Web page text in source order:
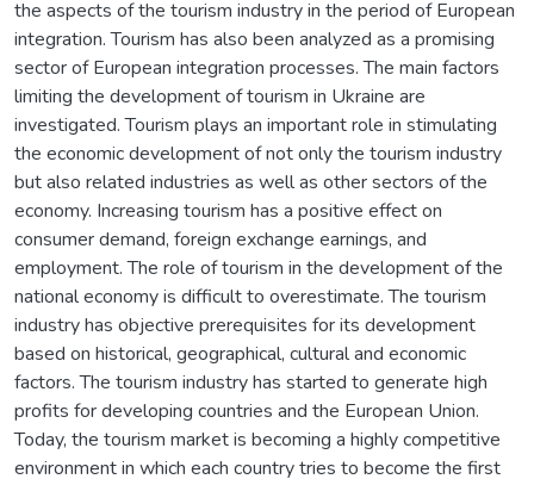
the aspects of the tourism industry in the period of European
integration. Tourism has also been analyzed as a promising
sector of European integration processes. The main factors
limiting the development of tourism in Ukraine are
investigated. Tourism plays an important role in stimulating
the economic development of not only the tourism industry
but also related industries as well as other sectors of the
economy. Increasing tourism has a positive effect on
consumer demand, foreign exchange earnings, and
employment. The role of tourism in the development of the
national economy is difficult to overestimate. The tourism
industry has objective prerequisites for its development
based on historical, geographical, cultural and economic
factors. The tourism industry has started to generate high
profits for developing countries and the European Union.
Today, the tourism market is becoming a highly competitive
environment in which each country tries to become the first